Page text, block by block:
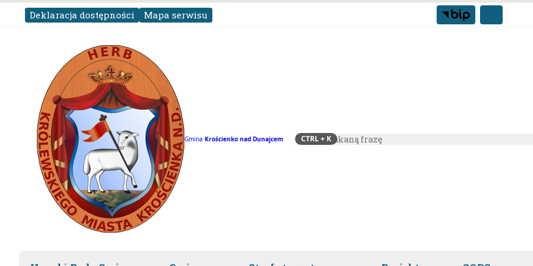
Deklaracja dostępności Mapa serwisu
Gmina Krościenko nad Dunajcem Szukaj
CTRL+ K